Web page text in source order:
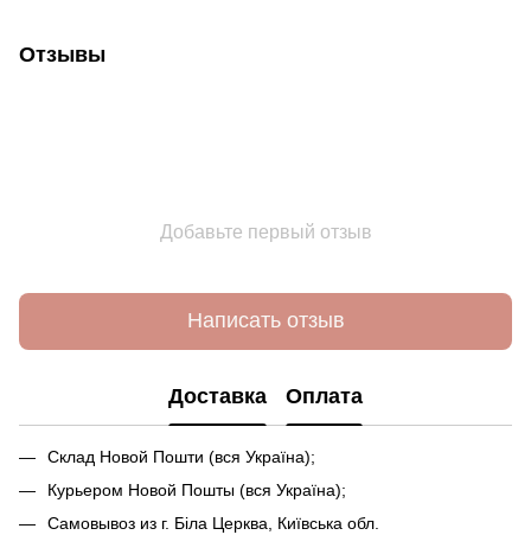
Отзывы
Добавьте первый отзыв
Написать отзыв
Доставка Оплата
Склад Новой Пошти (вся Україна);
Курьером Новой Пошты (вся Україна);
Самовывоз из г. Біла Церква, Київська обл.